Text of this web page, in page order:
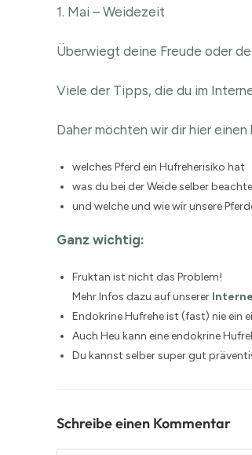
RSS FEED
EMBED
1. Mai – Weidezeit
Überwiegt deine Freude oder
Viele der Tipps, die du im
Daher möchten wir dir hier
welches Pferd ein Hufreherisiko hat
was du bei der Weide selber
und welche und wie wir unsere
Ganz wichtig:
Fruktan ist nicht das Problem!
Mehr Infos dazu auf unserer
Endokrine Hufrehe ist (fast) nie ein
Auch Heu kann eine endokrine
Du kannst selber super gut
Schreibe einen Kommentar